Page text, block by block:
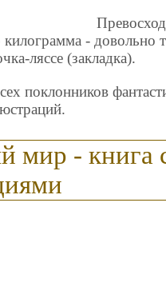
килограмма - довольно
ляссе (закладка).
поклонников
мир -